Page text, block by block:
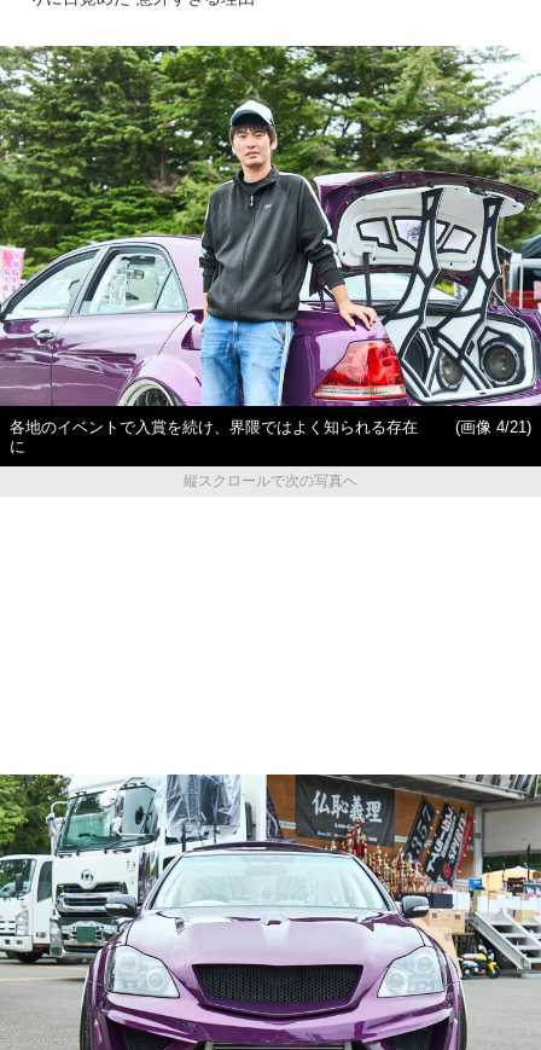
各地のイベントで入賞を続け、界隈ではよく知られる存在
に
(画像 4/21)
縦スクロールで次の写真へ